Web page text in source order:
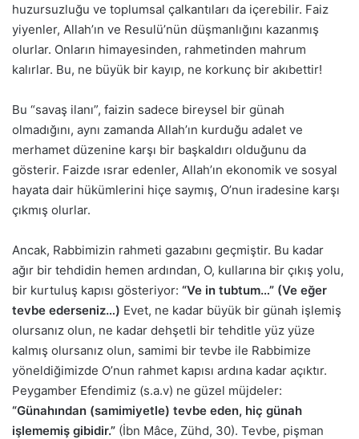
huzursuzluğu ve toplumsal çalkantıları da içerebilir. Faiz
yiyenler, Allah’ın ve Resulü’nün düşmanlığını kazanmış
olurlar. Onların himayesinden, rahmetinden mahrum
kalırlar. Bu, ne büyük bir kayıp, ne korkunç bir akıbettir!
Bu “savaş ilanı”, faizin sadece bireysel bir günah
olmadığını, aynı zamanda Allah’ın kurduğu adalet ve
merhamet düzenine karşı bir başkaldırı olduğunu da
gösterir. Faizde ısrar edenler, Allah’ın ekonomik ve sosyal
hayata dair hükümlerini hiçe saymış, O’nun iradesine karşı
çıkmış olurlar.
Ancak, Rabbimizin rahmeti gazabını geçmiştir. Bu kadar
ağır bir tehdidin hemen ardından, O, kullarına bir çıkış yolu,
bir kurtuluş kapısı gösteriyor: “Ve in tubtum…” (Ve eğer
tevbe ederseniz…) Evet, ne kadar büyük bir günah işlemiş
olursanız olun, ne kadar dehşetli bir tehditle yüz yüze
kalmış olursanız olun, samimi bir tevbe ile Rabbimize
yöneldiğimizde O’nun rahmet kapısı ardına kadar açıktır.
Peygamber Efendimiz (s.a.v) ne güzel müjdeler:
“Günahından (samimiyetle) tevbe eden, hiç günah
işlememiş gibidir.” (İbn Mâce, Zühd, 30). Tevbe, pişman